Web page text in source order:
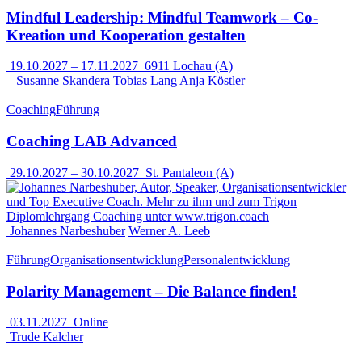
Mindful Leadership: Mindful Teamwork – Co-
Kreation und Kooperation gestalten
19.10.2027 – 17.11.2027 6911 Lochau (A)
Susanne Skandera Tobias LangAnja Köstler
CoachingFührung
Coaching LAB Advanced
29.10.2027 – 30.10.2027 St. Pantaleon (A)
Johannes Narbeshuber Werner A. Leeb
FührungOrganisationsentwicklungPersonalentwicklung
Polarity Management – Die Balance finden!
03.11.2027 Online
Trude Kalcher